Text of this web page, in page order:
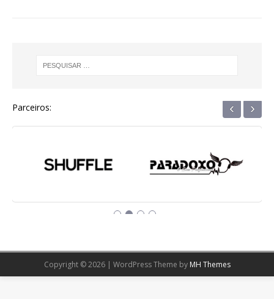
Parceiros: ‹ ›
Copyright © 2026 | WordPress Theme by MH Themes